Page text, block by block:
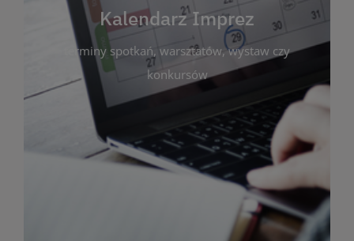
Kalendarz Imprez
terminy spotkań, warsztatów, wystaw czy
konkursów
spotkań, warsztatów, wystaw czy konkursów.
Dzięki przejrzystemu kalendarzowi łatwo
zaplanujesz udział w interesujących Cię
wydarzeniach. Aktualizujemy harmonogram na
bieżąco, by zawsze był zgodny z planem pracy
biblioteki. Zapraszamy do śledzenia i uczestnictwa
w życiu kulturalnym miasta!
WIĘCEJ